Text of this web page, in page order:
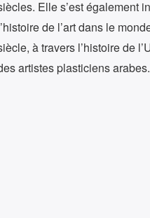
Elle s’est également
de l’art dans le
à travers l’histoire de
artistes plasticiens arabes.